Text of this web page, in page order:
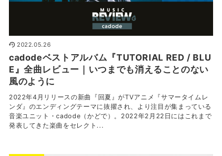
2022.05.26
cadodeベストアルバム『TUTORIAL RED / BLU
E』全曲レビュー｜いつまでも消えることのない
風のように
2022年4月リリースの新曲『回夏』がTVアニメ『サマータイムレ
ンダ』のエンディングテーマに抜擢され、より注目が集まっている
音楽ユニット・cadode（かどで）。2022年2月22日にはこれまで
発表してきた楽曲をセレクト...